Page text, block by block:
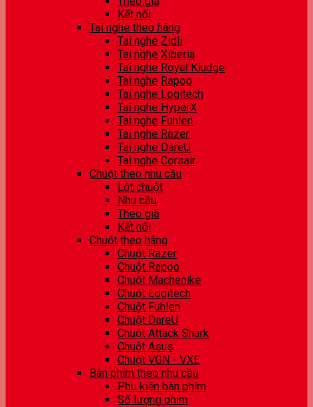
Kết nối
Tai nghe theo hãng
Tai nghe Zidli
Tai nghe Xiberia
Tai nghe Royal Kludge
Tai nghe Rapoo
Tai nghe Logitech
Tai nghe HyperX
Tai nghe Fuhlen
Tai nghe Razer
Tai nghe DareU
Tai nghe Corsair
Chuột theo nhu cầu
Lót chuột
Nhu cầu
Theo giá
Kết nối
Chuột theo hãng
Chuột Razer
Chuột Rapoo
Chuột Machenike
Chuột Logitech
Chuột Fuhlen
Chuột DareU
Chuột Attack Shark
Chuột Asus
Chuột VGN - VXE
Bàn phím theo nhu cầu
Phụ kiện bàn phím
Số lượng phím